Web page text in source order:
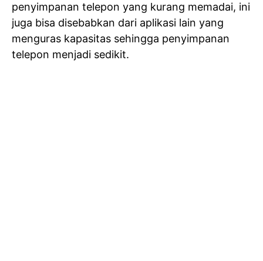
penyimpanan telepon yang kurang memadai, ini
juga bisa disebabkan dari aplikasi lain yang
menguras kapasitas sehingga penyimpanan
telepon menjadi sedikit.